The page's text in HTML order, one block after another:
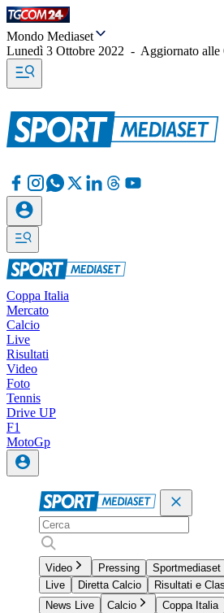
Mondo Mediaset
Lunedì 3 Ottobre 2022 - Aggiornato alle
Coppa Italia
Mercato
Calcio
Live
Risultati
Video
Foto
Tennis
Drive UP
F1
MotoGp
Video Pressing Sportmediaset
Live
Diretta Calcio
Risultati e
News Live
Calcio Coppa Italia